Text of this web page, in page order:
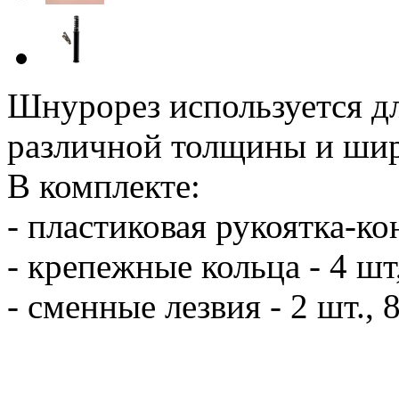
Шнурорез используется
различной толщины и
В комплекте:
- пластиковая рукоятка-
- крепежные кольца - 4
- сменные лезвия - 2 шт.,